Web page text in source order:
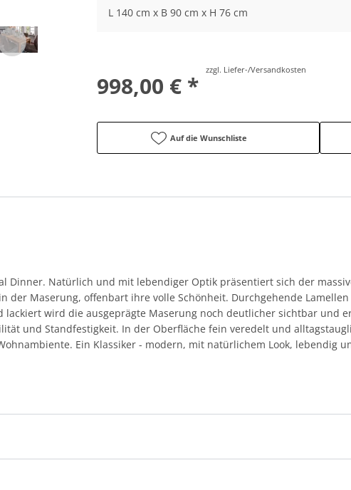
L 140 cm x B 90 cm x H 76 cm
998,00 € *
zzgl. Liefer-/Versandkosten
Auf die Wunschliste
Dinner. Natürlich und mit lebendiger Optik präsentiert sich der
der Maserung, offenbart ihre volle Schönheit. Durchgehende
lackiert wird die ausgeprägte Maserung noch deutlicher sichtbar und
und Standfestigkeit. In der Oberfläche fein veredelt und
Ein Klassiker - modern, mit natürlichem Look, lebendig